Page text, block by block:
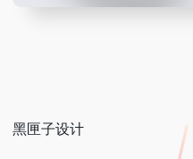
黑匣子设计